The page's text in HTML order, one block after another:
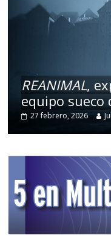
REANIMAL,
equipo sueco
27 febrero, 2026